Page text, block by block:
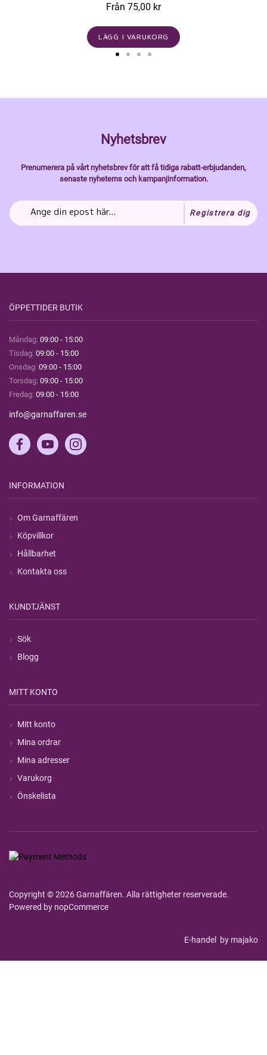
Från 75,00 kr
LÄGG I VARUKORG
Nyhetsbrev
Prenumerera på vårt nyhetsbrev för att få tidiga rabatt-erbjudanden,
senaste nyheterns och kampanjinformation.
Registrera dig
ÖPPETTIDER BUTIK
Måndag: 09:00 - 15:00
Tisdag: 09:00 - 15:00
Onsdag: 09:00 - 15:00
Torsdag: 09:00 - 15:00
Fredag: 09:00 - 15:00
info@garnaffaren.se
INFORMATION
Om Garnaffären
Köpvillkor
Hållbarhet
Kontakta oss
KUNDTJÄNST
Sök
Blogg
MITT KONTO
Mitt konto
Mina ordrar
Mina adresser
Varukorg
Önskelista
Copyright © 2026 Garnaffären. Alla rättigheter reserverade.
Powered by nopCommerce
E-handel by majako